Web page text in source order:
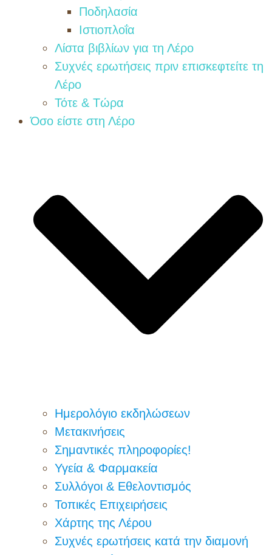
Ποδηλασία
Ιστιοπλοΐα
Λίστα βιβλίων για τη Λέρο
Συχνές ερωτήσεις πριν επισκεφτείτε τη
Λέρο
Τότε & Τώρα
Όσο είστε στη Λέρο
Ημερολόγιο εκδηλώσεων
Μετακινήσεις
Σημαντικές πληροφορίες!
Υγεία & Φαρμακεία
Συλλόγοι & Εθελοντισμός
Τοπικές Επιχειρήσεις
Χάρτης της Λέρου
Συχνές ερωτήσεις κατά την διαμονή